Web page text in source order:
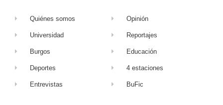
Quiénes somos
Universidad
Burgos
Deportes
Entrevistas
Opinión
Reportajes
Educación
4 estaciones
BuFic